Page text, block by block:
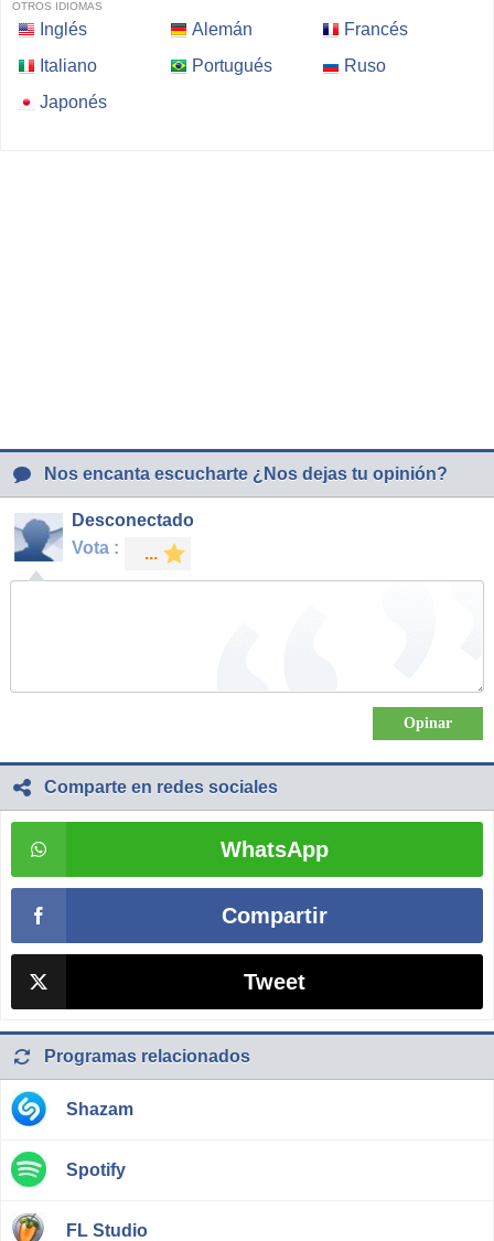
OTROS IDIOMAS
Inglés Alemán
Francés
Italiano
Portugués
Ruso
Japonés
Nos encanta escucharte ¿Nos dejas tu opinión?
Desconectado
Vota :
Comparte en redes sociales
WhatsApp
Compartir
Tweet
Programas relacionados
Shazam
Spotify
FL Studio